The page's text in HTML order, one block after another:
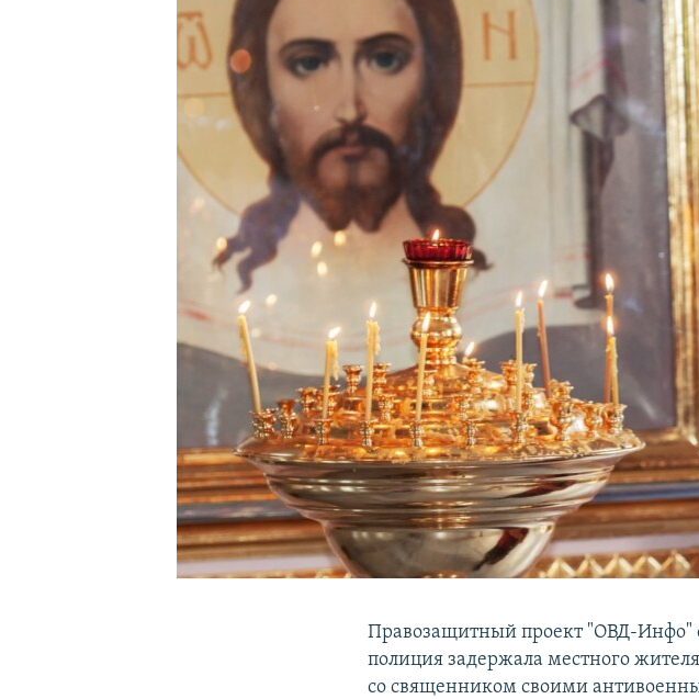
ПОДПИШИТЕСЬ НА РАССЫЛКУ
Правозащитный проект "ОВД-Инфо"
полиция задержала местного
со священником своими